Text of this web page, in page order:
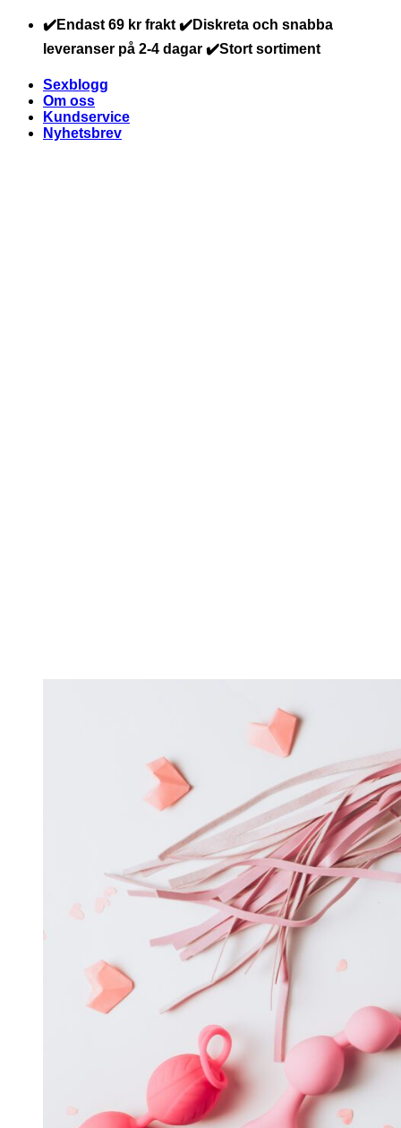
Skip
content
✔️Endast 69 kr frakt ✔️Diskreta och snabba
leveranser på 2-4 dagar ✔️Stort sortiment
Sexblogg
Om oss
Kundservice
Nyhetsbrev